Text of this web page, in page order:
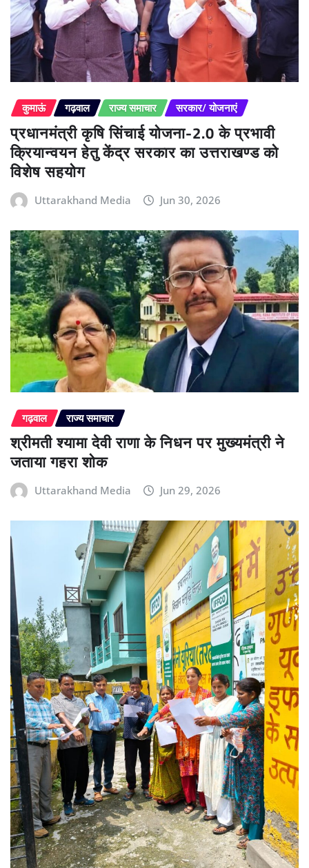
कुमाऊं गढ़वाल राज्य समाचार सरकार/ योजनाएं
प्रधानमंत्री कृषि सिंचाई योजना-2.0 के प्रभावी
क्रियान्वयन हेतु केंद्र सरकार का उत्तराखण्ड को
विशेष सहयोग
Uttarakhand Media Jun 30, 2026
गढ़वाल राज्य समाचार
श्रीमती श्यामा देवी राणा के निधन पर मुख्यमंत्री ने
जताया गहरा शोक
Uttarakhand Media Jun 29, 2026